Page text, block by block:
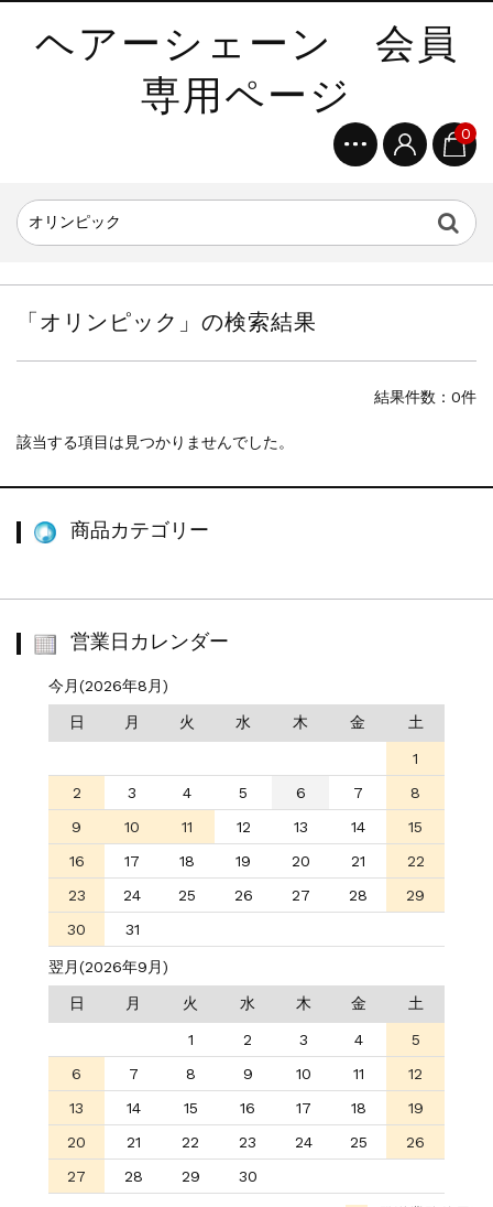
ヘアーシェーン 会員
専用ページ 0
「オリンピック」の検索結果
結果件数：0件
該当する項目は見つかりませんでした。
商品カテゴリー
営業日カレンダー
今月(2026年8月)
日 月 火 水 木 金 土
1
2
3 4 5 6 7
8
9
10 11 12 13 14
15
16
17 18 19 20 21
22
23
24 25 26 27 28
29
30
31
翌月(2026年9月)
日 月 火 水 木 金 土
1 2 3 4
5
6
7 8 9 10 11
12
13
14 15 16 17 18
19
20
21 22 23 24 25
26
27
28 29 30